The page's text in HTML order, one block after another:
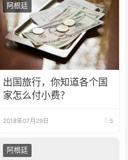
阿根廷
出国旅行，你知道各个国
家怎么付小费？
2018年07月29日 5
阿根廷